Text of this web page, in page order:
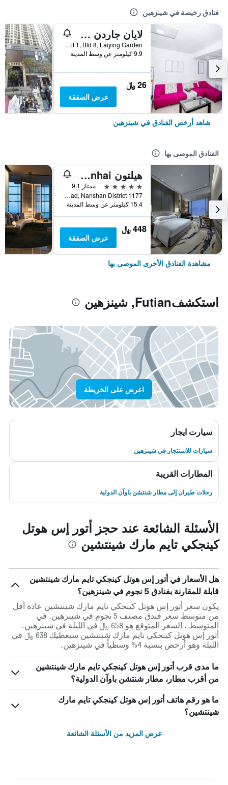
فنادق رخيصة في شينزهين
لايان جاردن سيتي هوستل
Rm 702, Unit 1, Bld 8, Laiying Garden, شينزهين, الصين
9.9 كيلومتر عن وسط المدينة
26 ﷼
عرض الصفقة
شاهد أرخص الفنادق في شينزهين
الفنادق الموصى بها
هيلتون Shenzhen Shekou Nanhai
5 نجوم
ممتاز 9.1
1177 Wanghai Road, Nanshan District, شينزهين, الصين
15.4 كيلومتر عن وسط المدينة
448 ﷼
عرض الصفقة
مشاهدة الفنادق الأخرى الموصى بها
استكشفFutian, شينزهين
اعرض على الخريطة
سيارت ايجار
سيارات للاستئجار في شينزهين
المطارات القريبة
رحلات طيران إلى مطار شنتشن باوآن الدولية
الأسئلة الشائعة عند حجز أتور إس هوتل
كينجكي تايم مارك شينتشين
هل الأسعار في أتور إس هوتل كينجكي تايم مارك شينتشين
قابلة للمقارنة بفنادق 5 نجوم في شينزهين؟
يكون سعر أتور إس هوتل كينجكي تايم مارك شينتشين عادة أقل
من متوسط ​​سعر فندق مصنف 5 نجوم في شينزهين. في
المتوسط ، السعر المتوقع هو 658 ﷼ في الليلة في شينزهين.
أتور إس هوتل كينجكي تايم مارك شينتشين سيعطيك 638 ﷼ في
الليلة وهو أرخص بنسبة 4% وسطياً في شينزهين.
ما مدى قرب أتور إس هوتل كينجكي تايم مارك شينتشين
من أقرب مطار، مطار شنتشن باوآن الدولية؟
ما هو رقم هاتف أتور إس هوتل كينجكي تايم مارك
شينتشين؟
عرض المزيد من الأسئلة الشائعة